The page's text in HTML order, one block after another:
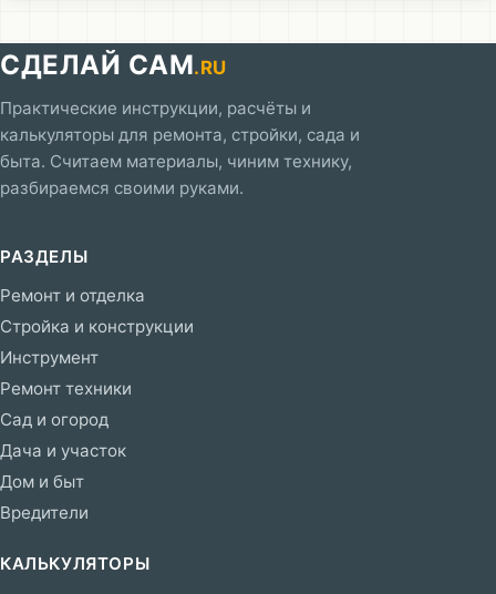
СДЕЛАЙ САМ.RU
Практические инструкции, расчёты и
калькуляторы для ремонта, стройки, сада и
быта. Считаем материалы, чиним технику,
разбираемся своими руками.
РАЗДЕЛЫ
Ремонт и отделка
Стройка и конструкции
Инструмент
Ремонт техники
Сад и огород
Дача и участок
Дом и быт
Вредители
КАЛЬКУЛЯТОРЫ